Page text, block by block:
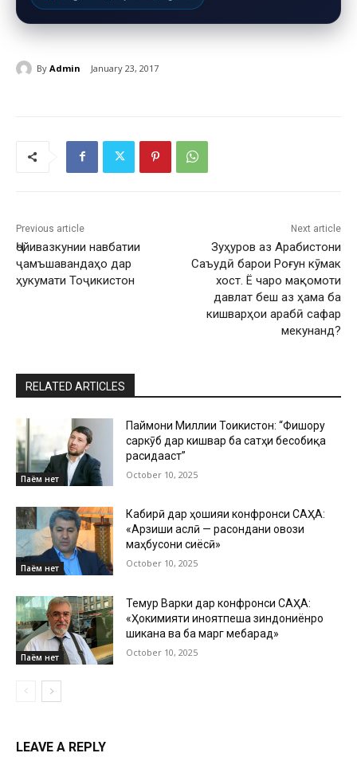
By Admin January 23, 2017
Previous article
Ҷойивазкунии навбатии
ҷамъшавандаҳо дар
ҳукумати Тоҷикистон
Next article
Зуҳуров аз Арабистони
Саъудӣ барои Роғун кӯмак
хост. Ё чаро мақомоти
давлат беш аз ҳама ба
кишварҳои арабӣ сафар
мекунанд?
RELATED ARTICLES
Паём нет
Паймони Миллии Тоҷикистон: “Фишору
саркӯб дар кишвар ба сатҳи бесобиқа
расидааст”
October 10, 2025
Паём нет
Кабирӣ дар ҳошияи конфронси САҲА:
«Арзиши аслӣ — расондани овози
маҳбусони сиёсӣ»
October 10, 2025
Паём нет
Темур Варки дар конфронси САҲА:
«Ҳокимияти ҷиноятпеша зиндониёнро
шиканҷа ва ба марг мебарад»
October 10, 2025
LEAVE A REPLY